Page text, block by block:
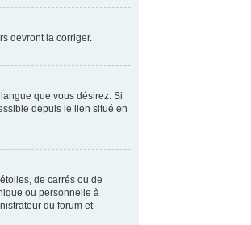
devront la corriger.
que vous désirez. Si
depuis le lien situé en
de carrés ou de
ou personnelle à
du forum et